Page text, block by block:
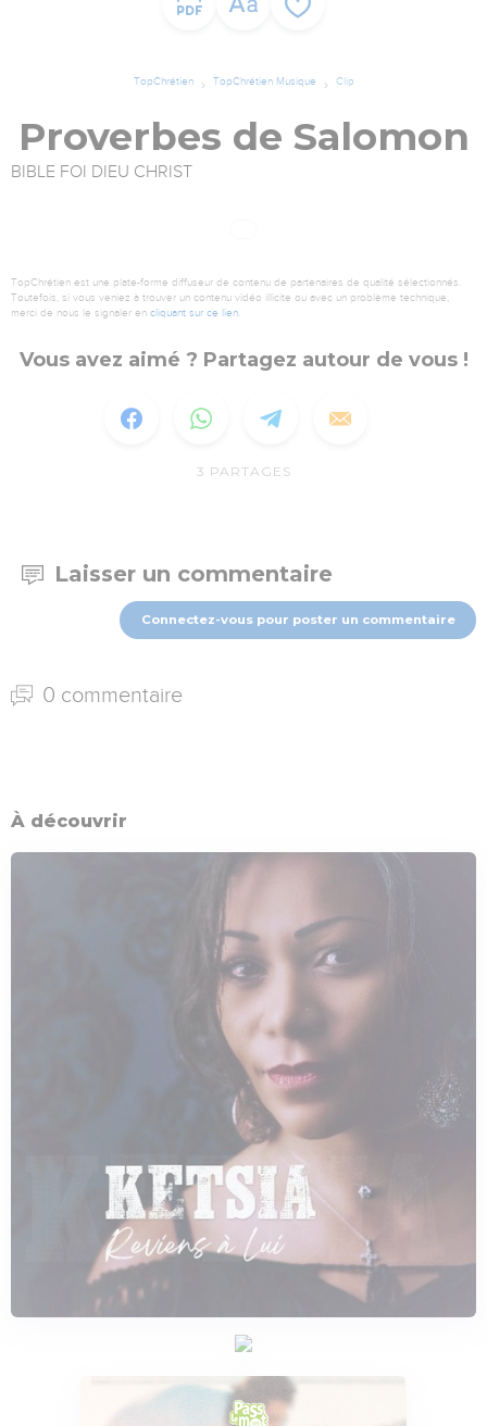
TopChrétien TopChrétien Musique Clip
Proverbes de Salomon
BIBLE FOI DIEU CHRIST
TopChrétien est une plate-forme diffuseur de contenu de partenaires de qualité sélectionnés.
Toutefois, si vous veniez à trouver un contenu vidéo illicite ou avec un problème technique,
merci de nous le signaler en cliquant sur ce lien.
Vous avez aimé ? Partagez autour de vous !
3 PARTAGES
Laisser un commentaire
Connectez-vous pour poster un commentaire
0 commentaire
À découvrir